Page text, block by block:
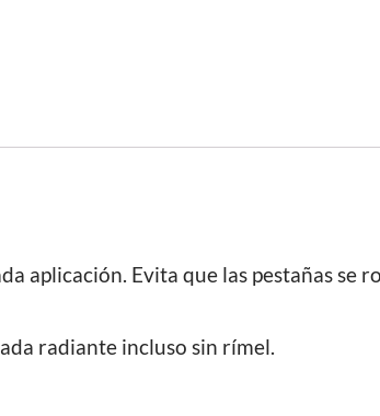
aplicación. Evita que las pestañas se
radiante incluso sin rímel.